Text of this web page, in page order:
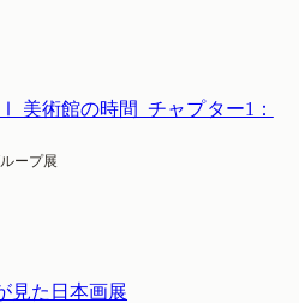
美術館の時間_チャプター1：
ープ展
見た日本画展